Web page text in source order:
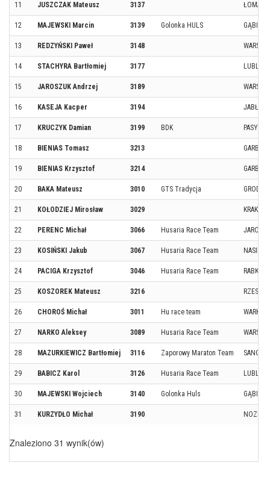
11 JUSZCZAK Mateusz 3137 ŁOMAZY
12 MAJEWSKI Marcin 3139 Golonka HULS GĄBIN
13 REDZYŃSKI Paweł 3148
14 STACHYRA Bartłomiej 3177 LUBLIN
15 JAROSZUK Andrzej 3189
16 KASEJA Kacper 3194
17 KRUCZYK Damian 3199 BDK PASYM
18 BIENIAS Tomasz 3213
19 BIENIAS Krzysztof 3214
20 BAKA Mateusz 3010 GTS Tradycja
21 KOŁODZIEJ Mirosław 3029 KRAKÓW
22 PERENC Michał 3066 Husaria Race Team
23 KOSIŃSKI Jakub 3067 Husaria Race Team
24 PACIGA Krzysztof 3046 Husaria Race Team RABKA -
25 KOSZOREK Mateusz 3216
26 CHOROŚ Michał 3011 Hu race team WARKA
27 NARKO Aleksey 3089 Husaria Race Team
28 MAZURKIEWICZ Bartłomiej 3116 Zaporowy Maraton Team SANOK
29 BABICZ Karol 3126 Husaria Race Team LUBLIN
30 MAJEWSKI Wojciech 3140 Golonka Huls GĄBIN
31 KURZYDŁO Michał 3190
Znaleziono 31 wynik(ów)